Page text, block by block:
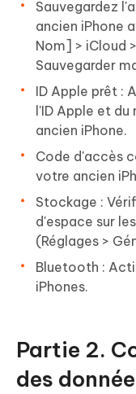
Sauvegardez
ancien iPhone
Nom] > iCloud
Sauvegarder
ID Apple prêt :
l'ID Apple et
ancien iPhone.
Code d'accès
votre ancien
Stockage :
d'espace sur
(Réglages >
Bluetooth :
iPhones.
Partie 2.
des